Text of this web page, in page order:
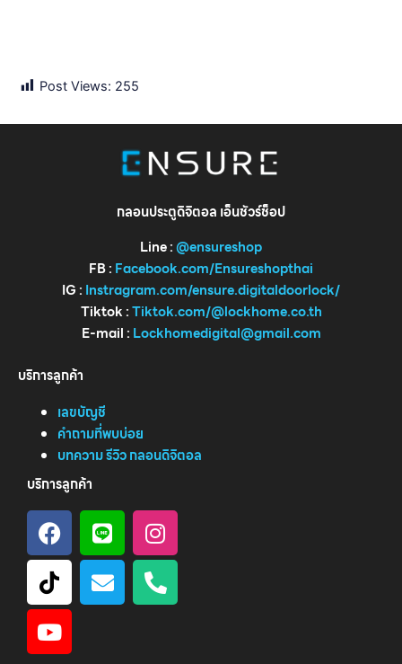
Post Views: 255
กลอนประตูดิจิตอล เอ็นชัวร์ช็อป
Line :@ensureshop
FB : Facebook.com/Ensureshopthai
IG : Instragram.com/ensure.digitaldoorlock/
Tiktok :Tiktok.com/@lockhome.co.th
E-mail : Lockhomedigital@gmail.com
บริการลูกค้า
เลขบัญชี
คำถามที่พบบ่อย
บทความ รีวิว กลอนดิจิตอล
บริการลูกค้า
F
a
c
e
b
o
o
L
i
n
e
I
n
s
t
a
T
i
k
t
E
n
P
h
Y
o